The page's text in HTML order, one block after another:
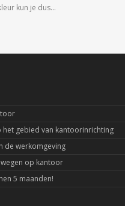
kun je dus…
het gebied van kantoorinrichting
de werkomgeving
op kantoor
5 maanden!